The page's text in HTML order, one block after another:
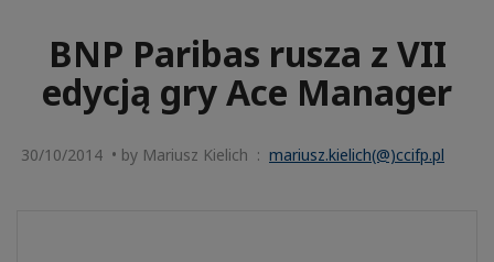
BNP Paribas rusza z VII
edycją gry Ace Manager
30/10/2014 • by Mariusz Kielich : mariusz.kielich(@)ccifp.pl